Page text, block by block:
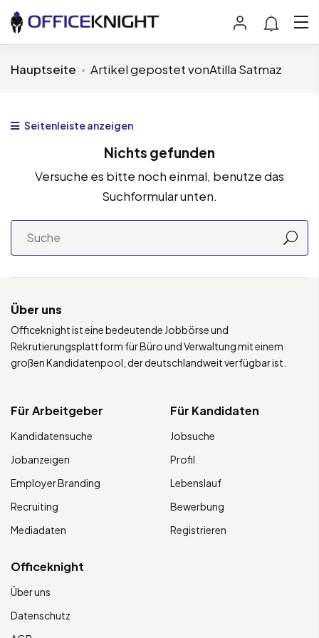
Hauptseite Artikel gepostet vonAtilla Satmaz
Seitenleiste anzeigen
Nichts gefunden
Versuche es bitte noch einmal, benutze das
Suchformular unten.
Über uns
Officeknight ist eine bedeutende Jobbörse und
Rekrutierungsplattform für Büro und Verwaltung mit einem
großen Kandidatenpool, der deutschlandweit verfügbar ist.
Für Arbeitgeber
Kandidatensuche
Jobanzeigen
Employer Branding
Recruiting
Mediadaten
Für Kandidaten
Jobsuche
Profil
Lebenslauf
Bewerbung
Registrieren
Officeknight
Über uns
Datenschutz